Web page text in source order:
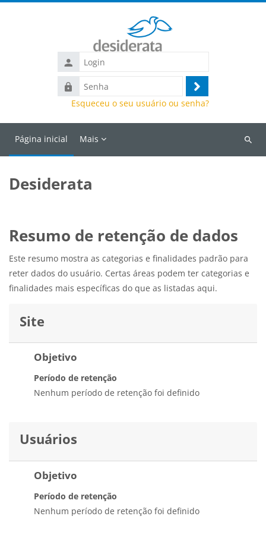
Senha
Acessar
Esqueceu o seu usuário ou senha?
Página inicial Mais
Buscar
Desiderata
Resumo de retenção de dados
Este resumo mostra as categorias e finalidades padrão para
reter dados do usuário. Certas áreas podem ter categorias e
finalidades mais específicas do que as listadas aqui.
Site
Objetivo
Período de retenção
Nenhum período de retenção foi definido
Usuários
Objetivo
Período de retenção
Nenhum período de retenção foi definido